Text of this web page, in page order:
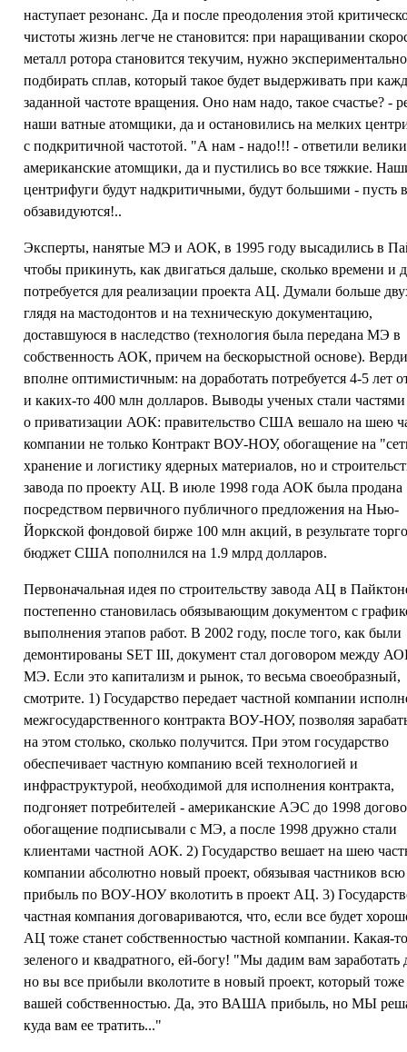
наступает резонанс. Да и после преодоления этой
чистоты жизнь легче не становится: при наращивании
металл ротора становится текучим, нужно экспериментально
подбирать сплав, который такое будет выдерживать при
заданной частоте вращения. Оно нам надо, такое счастье? -
наши ватные атомщики, да и остановились на мелких
с подкритичной частотой. "А нам - надо!!! - ответили
американские атомщики, да и пустились во все тяжкие.
центрифуги будут надкритичными, будут большими - пусть
обзавидуются!..
Эксперты, нанятые МЭ и АОК, в 1995 году высадились в
чтобы прикинуть, как двигаться дальше, сколько времени и
потребуется для реализации проекта АЦ. Думали больше
глядя на мастодонтов и на техническую документацию,
доставшуюся в наследство (технология была передана МЭ в
собственность АОК, причем на бескорыстной основе).
вполне оптимистичным: на доработать потребуется 4-5 лет
и каких-то 400 млн долларов. Выводы ученых стали частями
о приватизации АОК: правительство США вешало на шею
компании не только Контракт ВОУ-НОУ, обогащение на
хранение и логистику ядерных материалов, но и
завода по проекту АЦ. В июле 1998 года АОК была продана
посредством первичного публичного предложения на Нью-
Йоркской фондовой бирже 100 млн акций, в результате
бюджет США пополнился на 1.9 млрд долларов.
Первоначальная идея по строительству завода АЦ в
постепенно становилась обязывающим документом с
выполнения этапов работ. В 2002 году, после того, как были
демонтированы SET III, документ стал договором между
МЭ. Если это капитализм и рынок, то весьма своеобразный,
смотрите. 1) Государство передает частной компании
межгосударственного контракта ВОУ-НОУ, позволяя
на этом столько, сколько получится. При этом государство
обеспечивает частную компанию всей технологией и
инфраструктурой, необходимой для исполнения контракта,
подгоняет потребителей - американские АЭС до 1998
обогащение подписывали с МЭ, а после 1998 дружно стали
клиентами частной АОК. 2) Государство вешает на шею
компании абсолютно новый проект, обязывая частников всю
прибыль по ВОУ-НОУ вколотить в проект АЦ. 3)
частная компания договариваются, что, если все будет
АЦ тоже станет собственностью частной компании. Какая-
зеленого и квадратного, ей-богу! "Мы дадим вам заработать
но вы все прибыли вколотите в новый проект, который тоже
вашей собственностью. Да, это ВАША прибыль, но МЫ
куда вам ее тратить..."